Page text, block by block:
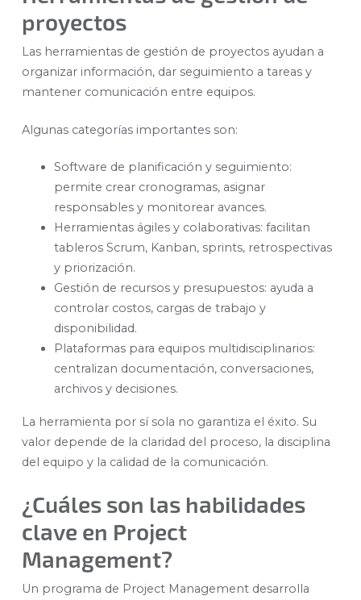
proyectos
Las herramientas de gestión de proyectos ayudan a
organizar información, dar seguimiento a tareas y
mantener comunicación entre equipos.
Algunas categorías importantes son:
Software de planificación y seguimiento:
permite crear cronogramas, asignar
responsables y monitorear avances.
Herramientas ágiles y colaborativas: facilitan
tableros Scrum, Kanban, sprints, retrospectivas
y priorización.
Gestión de recursos y presupuestos: ayuda a
controlar costos, cargas de trabajo y
disponibilidad.
Plataformas para equipos multidisciplinarios:
centralizan documentación, conversaciones,
archivos y decisiones.
La herramienta por sí sola no garantiza el éxito. Su
valor depende de la claridad del proceso, la disciplina
del equipo y la calidad de la comunicación.
¿Cuáles son las habilidades
clave en Project
Management?
Un programa de Project Management desarrolla